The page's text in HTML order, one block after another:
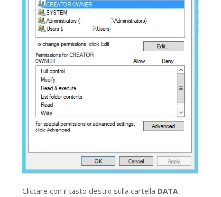
Cliccare con il tasto destro sulla cartella DATA